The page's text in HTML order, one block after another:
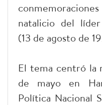
natalicio del
(13 de agosto de
El tema centró la
de mayo en
Política Nacional